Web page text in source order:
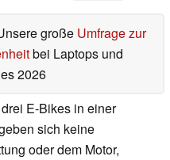
große Umfrage zur
bei Laptops und
2026
E-Bikes in einer
sich keine
oder dem Motor,